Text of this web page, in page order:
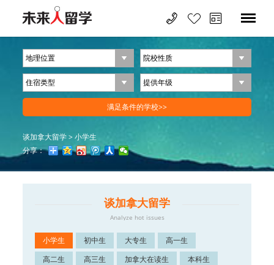
谈加拿大留学>小学生
分享：
谈加拿大留学
Analyze hot issues
小学生 初中生 大专生
高一生
高二生
高三生 加拿大在读生 本科生